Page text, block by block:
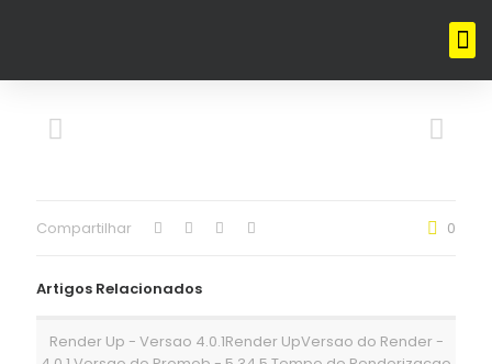
Compartilhar 0
Artigos Relacionados
Render Up - Versao 4.0.1Render UpVersao do Render -